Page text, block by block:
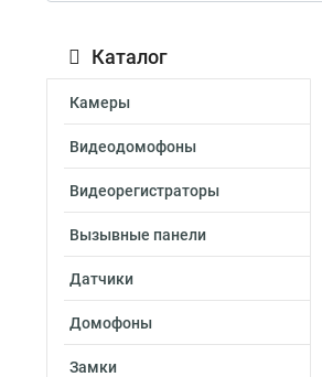
Каталог
Камеры
Видеодомофоны
Видеорегистраторы
Вызывные панели
Датчики
Домофоны
Замки